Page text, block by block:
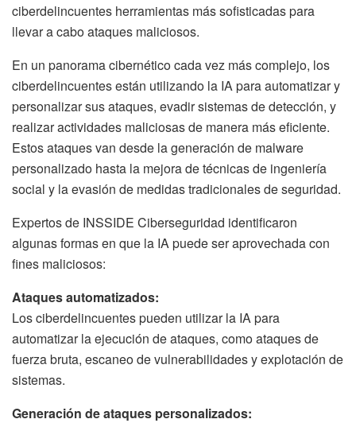
ciberdelincuentes herramientas más sofisticadas para
llevar a cabo ataques maliciosos.
En un panorama cibernético cada vez más complejo, los
ciberdelincuentes están utilizando la IA para automatizar y
personalizar sus ataques, evadir sistemas de detección, y
realizar actividades maliciosas de manera más eficiente.
Estos ataques van desde la generación de malware
personalizado hasta la mejora de técnicas de ingeniería
social y la evasión de medidas tradicionales de seguridad.
Expertos de INSSIDE Ciberseguridad identificaron
algunas formas en que la IA puede ser aprovechada con
fines maliciosos:
Ataques automatizados:
Los ciberdelincuentes pueden utilizar la IA para
automatizar la ejecución de ataques, como ataques de
fuerza bruta, escaneo de vulnerabilidades y explotación de
sistemas.
Generación de ataques personalizados: